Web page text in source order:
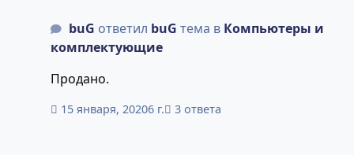
buG ответил buG тема в Компьютеры и
комплектующие
Продано.
15 января, 20206 г. 3 ответа